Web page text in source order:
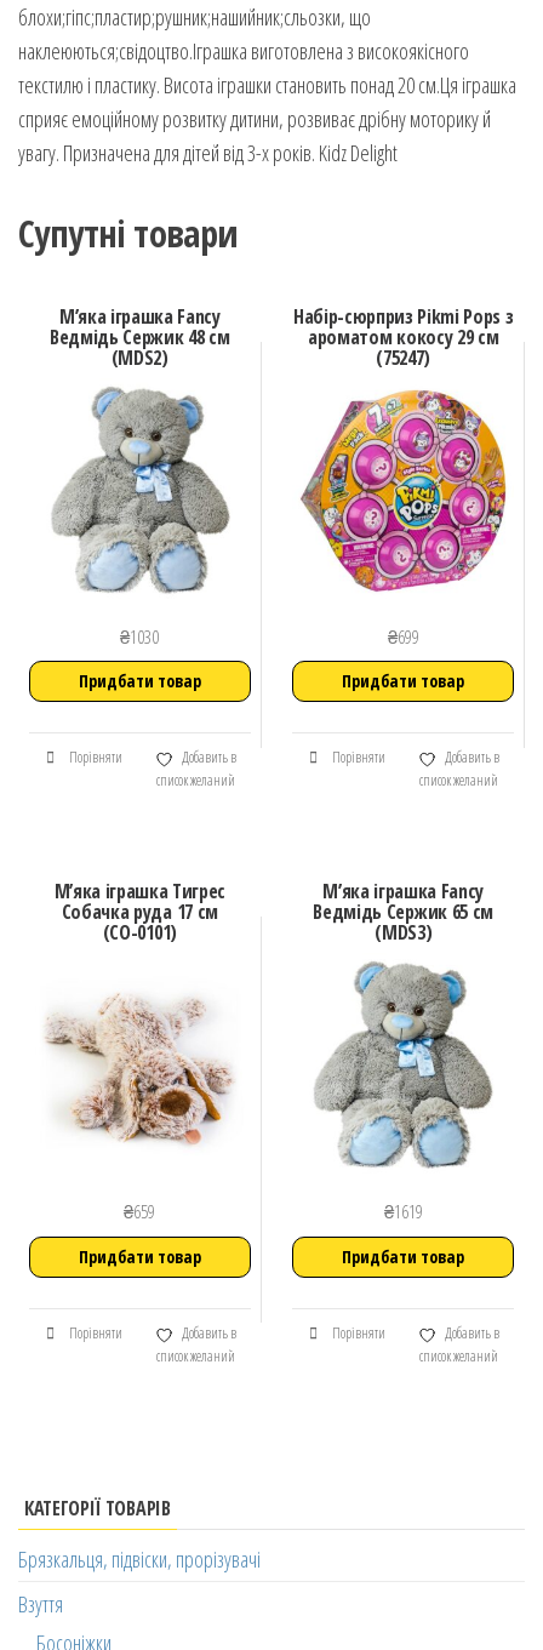
блохи;гіпс;пластир;рушник;нашийник;сльозки, що
наклеюються;свідоцтво.Іграшка виготовлена з високоякісного
текстилю і пластику. Висота іграшки становить понад 20 см.Ця іграшка
сприяє емоційному розвитку дитини, розвиває дрібну моторику й
увагу. Призначена для дітей від 3-х років. Kidz Delight
Супутні товари
М’яка іграшка Fancy
Ведмідь Сержик 48 см
(MDS2)
₴1030
Придбати товар
Порівняти
Добавить в
список желаний
Набір-сюрприз Pikmi Pops з
ароматом кокосу 29 см
(75247)
₴699
Придбати товар
Порівняти
Добавить в
список желаний
М’яка іграшка Тигрес
Собачка руда 17 см
(СО-0101)
₴659
Придбати товар
Порівняти
Добавить в
список желаний
М’яка іграшка Fancy
Ведмідь Сержик 65 см
(MDS3)
₴1619
Придбати товар
Порівняти
Добавить в
список желаний
КАТЕГОРІЇ ТОВАРІВ
Брязкальця, підвіски, прорізувачі
Взуття
Босоніжки